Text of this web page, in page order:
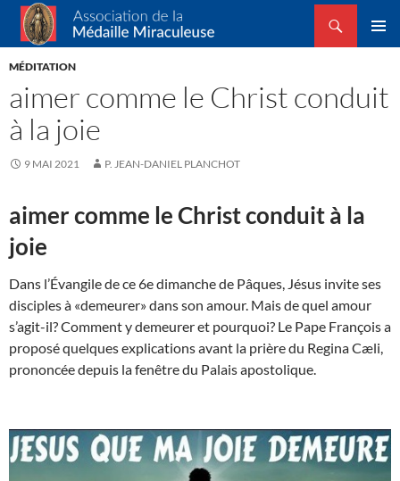
Association de la Médaille Miraculeuse
Recherche
ALLER
AU
MÉDITATION
aimer comme le Christ conduit
à la joie
9 MAI 2021 P. JEAN-DANIEL PLANCHOT
aimer comme le Christ conduit à la
joie
Dans l’Évangile de ce 6e dimanche de Pâques, Jésus invite ses
disciples à «demeurer» dans son amour. Mais de quel amour
s’agit-il? Comment y demeurer et pourquoi? Le Pape François a
proposé quelques explications avant la prière du Regina Cæli,
prononcée depuis la fenêtre du Palais apostolique.